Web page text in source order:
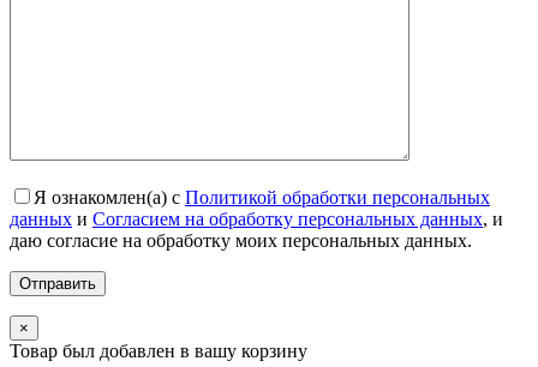
Я ознакомлен(а) с Политикой обработки персональных
данных и Согласием на обработку персональных данных, и
даю согласие на обработку моих персональных данных.
×
Товар был добавлен в вашу корзину